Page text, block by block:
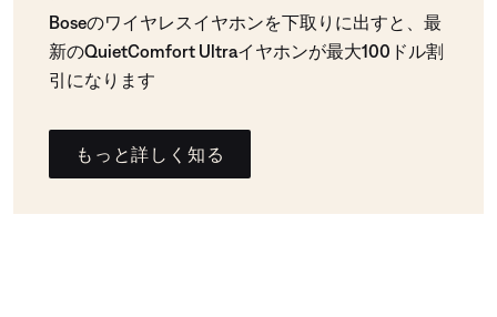
Boseのワイヤレスイヤホンを下取りに出すと、最
新のQuietComfort Ultraイヤホンが最大100ドル割
引になります
もっと詳しく知る